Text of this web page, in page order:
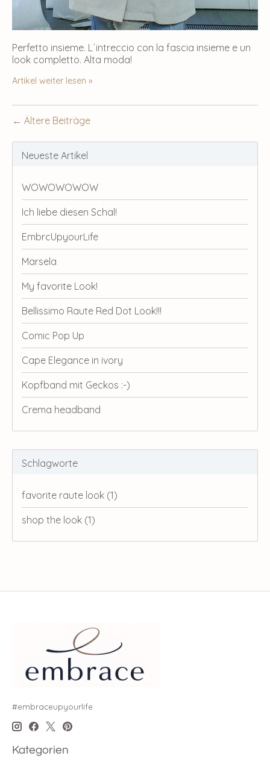
Perfetto insieme. L´intreccio con la fascia insieme e un
look completto. Alta moda!
Artikel weiter lesen »
← Ältere Beiträge
Neueste Artikel
WOWOWOWOW
Ich liebe diesen Schal!
EmbrcUpyourLife
Marsela
My favorite Look!
Bellissimo Raute Red Dot Look!!!
Comic Pop Up
Cape Elegance in ivory
Kopfband mit Geckos :-)
Crema headband
Schlagworte
favorite raute look (1)
shop the look (1)
#embraceupyourlife
Kategorien